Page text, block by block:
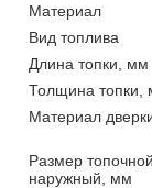
Материал
Вид топлива
Длина топки, мм
Толщина топки,
Материал
Размер
наружный, мм